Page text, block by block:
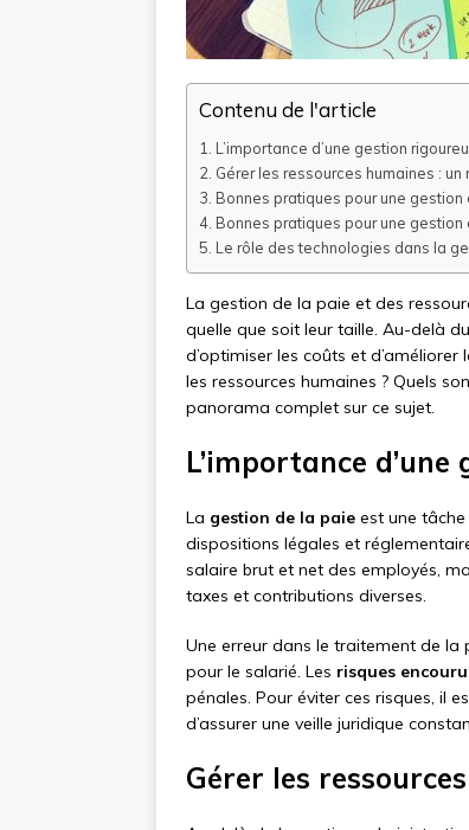
Contenu de l'article
L’importance d’une gestion
Gérer les ressources humaines :
Bonnes pratiques pour une
Bonnes pratiques pour une
Le rôle des technologies dans la
La gestion de la paie et des
quelle que soit leur taille. Au-delà
d’optimiser les coûts et
les ressources humaines ? Quels
panorama complet sur ce sujet.
L’importance
La gestion de la paie est une
dispositions légales et
salaire brut et net des employés,
taxes et contributions diverses.
Une erreur dans le traitement de la
pour le salarié. Les risques
pénales. Pour éviter ces risques, il
d’assurer une veille juridique
Gérer les